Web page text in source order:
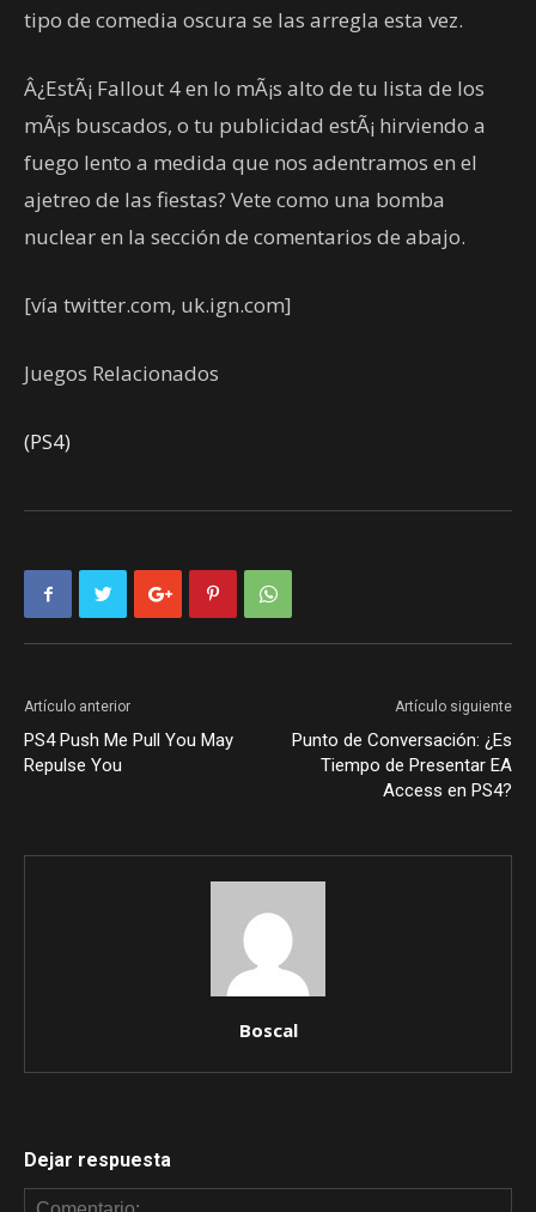
tipo de comedia oscura se las arregla esta vez.
Â¿EstÃ¡ Fallout 4 en lo mÃ¡s alto de tu lista de los
mÃ¡s buscados, o tu publicidad estÃ¡ hirviendo a
fuego lento a medida que nos adentramos en el
ajetreo de las fiestas? Vete como una bomba
nuclear en la sección de comentarios de abajo.
[vía twitter.com, uk.ign.com]
Juegos Relacionados
(PS4)
Artículo anterior
PS4 Push Me Pull You May
Repulse You
Artículo siguiente
Punto de Conversación: ¿Es
Tiempo de Presentar EA
Access en PS4?
Boscal
Dejar respuesta